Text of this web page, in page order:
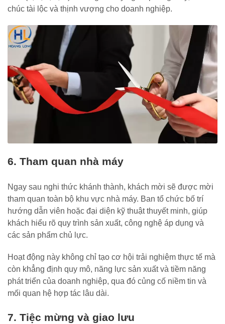
chúc tài lộc và thịnh vượng cho doanh nghiệp.
6. Tham quan nhà máy
Ngay sau nghi thức khánh thành, khách mời sẽ được mời
tham quan toàn bộ khu vực nhà máy. Ban tổ chức bố trí
hướng dẫn viên hoặc đại diện kỹ thuật thuyết minh, giúp
khách hiểu rõ quy trình sản xuất, công nghệ áp dụng và
các sản phẩm chủ lực.
Hoạt động này không chỉ tạo cơ hội trải nghiệm thực tế mà
còn khẳng định quy mô, năng lực sản xuất và tiềm năng
phát triển của doanh nghiệp, qua đó củng cố niềm tin và
mối quan hệ hợp tác lâu dài.
7. Tiệc mừng và giao lưu